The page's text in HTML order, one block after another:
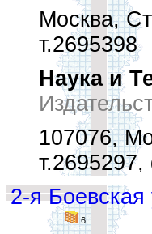
Москва,
т.2695398
Наука и
107076,
2-я Боевская
6,